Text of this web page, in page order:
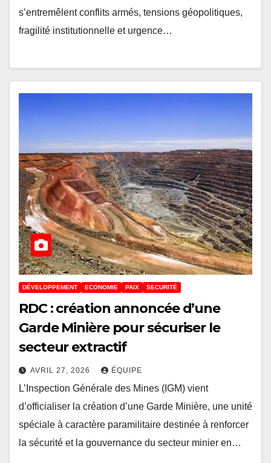
s’entremêlent conflits armés, tensions géopolitiques,
fragilité institutionnelle et urgence…
DÉVELOPPEMENT ECONOMIE PAIX SECURITÉ
RDC : création annoncée d’une
Garde Minière pour sécuriser le
secteur extractif
AVRIL 27, 2026 ÉQUIPE
L’Inspection Générale des Mines (IGM) vient
d’officialiser la création d’une Garde Minière, une unité
spéciale à caractère paramilitaire destinée à renforcer
la sécurité et la gouvernance du secteur minier en…